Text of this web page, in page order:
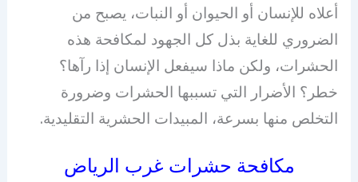
أعلاه للإنسان أو الحيوان أو النبات، يصبح من
الضروري للغاية بذل كل الجهود لمكافحة هذه
الحشرات، ولكن ماذا سيفعل الإنسان إذا رآها؟
خطر؟ الأضرار التي تسببها الحشرات وضرورة
التخلص منها بسرعة، المبيدات الحشرية التقليدية.
مكافحة حشرات غرب الرياض